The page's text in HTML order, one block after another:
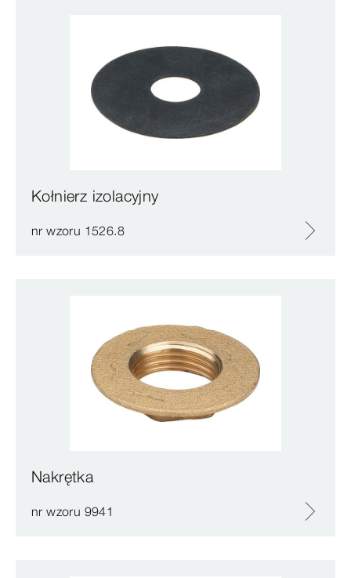
Kołnierz izolacyjny
nr wzoru 1526.8
Nakrętka
nr wzoru 9941